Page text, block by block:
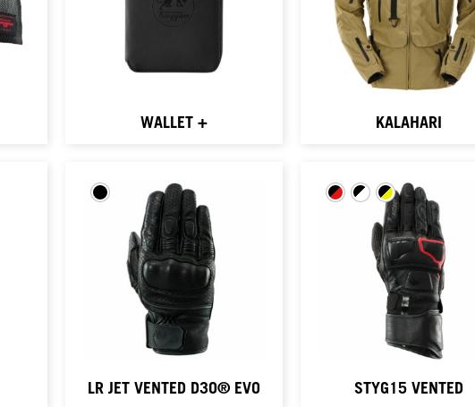
WALLET + KALAHARI
LR JET VENTED D3O® EVO STYG15 VENTED